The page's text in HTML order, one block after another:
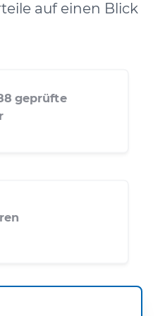
auf einen Blick
geprüfte